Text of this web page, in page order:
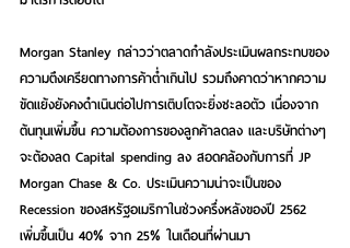
Morgan Stanley กล่าวว่าตลาดกำลังประเมินผลกระทบของ
ความตึงเครียดทางการค้าต่ำเกินไป รวมถึงคาดว่าหากความ
ขัดแย้งยังคงดำเนินต่อไปการเติบโตจะยิ่งชะลอตัว เนื่องจาก
ต้นทุนเพิ่มขึ้น ความต้องการของลูกค้าลดลง และบริษัทต่างๆ
จะต้องลด Capital spending ลง สอดคล้องกับการที่ JP
Morgan Chase & Co. ประเมินความน่าจะเป็นของ
Recession ของสหรัฐอเมริกาในช่วงครึ่งหลังของปี 2562
เพิ่มขึ้นเป็น 40% จาก 25% ในเดือนที่ผ่านมา